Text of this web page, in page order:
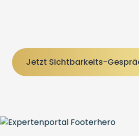
Jetzt Sichtbarkeits-